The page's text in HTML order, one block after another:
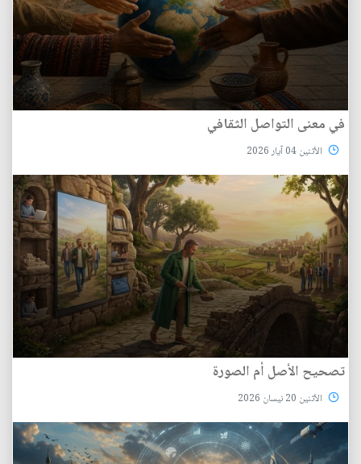
في معنى التواصل الثقافي
الأثنين 04 آيار 2026
تصحيح الأصل أم الصورة
الأثنين 20 نيسان 2026